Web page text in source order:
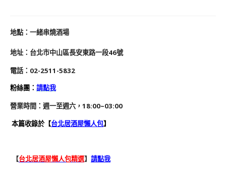
地點： 一緒串燒酒場
地址： 台北市中山區長安東路一段46號
電話： 02-2511-5832
粉絲團： 請點我
營業時間：週一至週六，18:00~03:00
本篇收錄於【台北居酒屋懶人包】
【台北居酒屋懶人包精選】 請點我